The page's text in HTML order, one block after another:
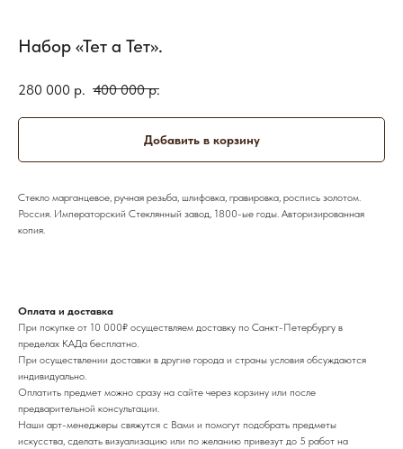
Набор «Тет а Тет».
280 000 р. 400 000 р.
Добавить в корзину
Стекло марганцевое, ручная резьба, шлифовка, гравировка, роспись золотом.
Россия. Императорский Стеклянный завод, 1800-ые годы. Авторизированная
копия.
Оплата и доставка
При покупке от 10 000₽ осуществляем доставку по Санкт-Петербургу в
пределах КАДа бесплатно.
При осуществлении доставки в другие города и страны условия обсуждаются
индивидуально.
Оплатить предмет можно сразу на сайте через корзину или после
предварительной консультации.
Наши арт-менеджеры свяжутся с Вами и помогут подобрать предметы
искусства, сделать визуализацию или по желанию привезут до 5 работ на